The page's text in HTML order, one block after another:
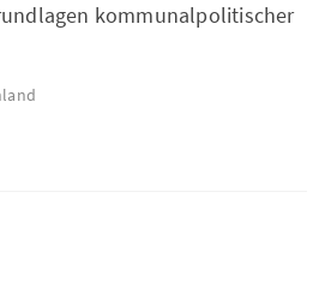
kommunalpolitischer